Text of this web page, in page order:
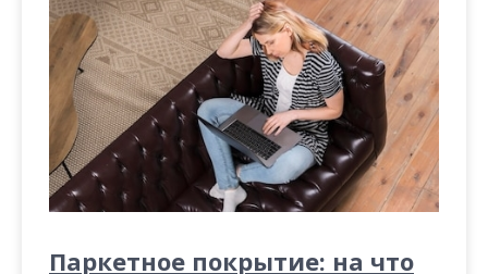
Паркетное покрытие: на что